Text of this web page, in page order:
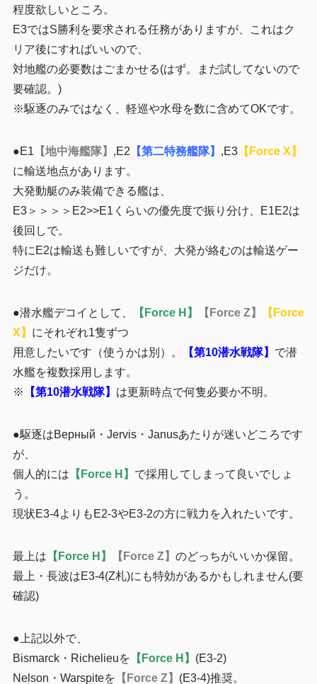
程度欲しいところ。
E3ではS勝利を要求される任務がありますが、これはク
リア後にすればいいので、
対地艦の必要数はごまかせる(はず。まだ試してないので
要確認。)
※駆逐のみではなく、軽巡や水母を数に含めてOKです。
●E1 【地中海艦隊】 ,E2 【第二特務艦隊】 ,E3【Force X】
に輸送地点があります。
大発動艇のみ装備できる艦は、
E3＞＞＞＞E2>>E1くらいの優先度で振り分け、E1E2は
後回しで。
特にE2は輸送も難しいですが、大発が絡むのは輸送ゲー
ジだけ。
●潜水艦デコイとして、 【Force H】 【Force Z】
【Force
X】 にそれぞれ1隻ずつ
用意したいです（使うかは別）。
【第10潜水戦隊】 で潜
水艦を複数採用します。
※
【第10潜水戦隊】 は更新時点で何隻必要か不明。
●駆逐はВерный・Jervis・Janusあたりが迷いどころです
が、
個人的には 【Force H】 で採用してしまって良いでしょ
う。
現状E3-4よりもE2-3やE3-2の方に戦力を入れたいです。
最上は 【Force H】 【Force Z】 のどっちがいいか保留。
最上・長波はE3-4(Z札)にも特効があるかもしれません(要
確認)
●上記以外で、
Bismarck・Richelieuを 【Force H】 (E3-2)
Nelson・Warspiteを 【Force Z】 (E3-4)推奨。